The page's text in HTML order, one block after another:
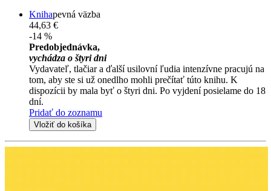
Knihapevná väzba
44,63 €
-14 %
Predobjednávka,
vychádza o štyri dni
Vydavateľ, tlačiar a ďalší usilovní ľudia intenzívne pracujú na
tom, aby ste si už onedlho mohli prečítať túto knihu. K
dispozícii by mala byť o štyri dni. Po vyjdení posielame do 18
dní.
Pridať do zoznamu
Vložiť do košíka